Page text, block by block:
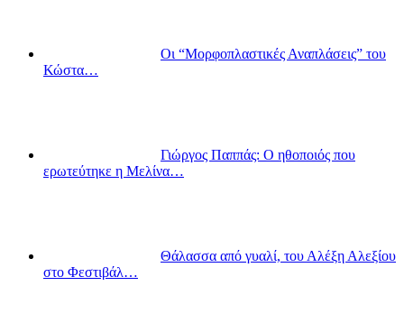
Οι “Μορφοπλαστικές Αναπλάσεις” του
Κώστα…
Γιώργος Παππάς: Ο ηθοποιός που
ερωτεύτηκε η Μελίνα…
Θάλασσα από γυαλί, του Αλέξη Αλεξίου
στο Φεστιβάλ…